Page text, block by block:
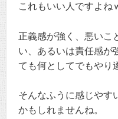
これもいい人ですよね
正義感が強く、悪いこ
い、あるいは責任感が
ても何としてでもやり
そんなふうに感じやす
かもしれませんね。